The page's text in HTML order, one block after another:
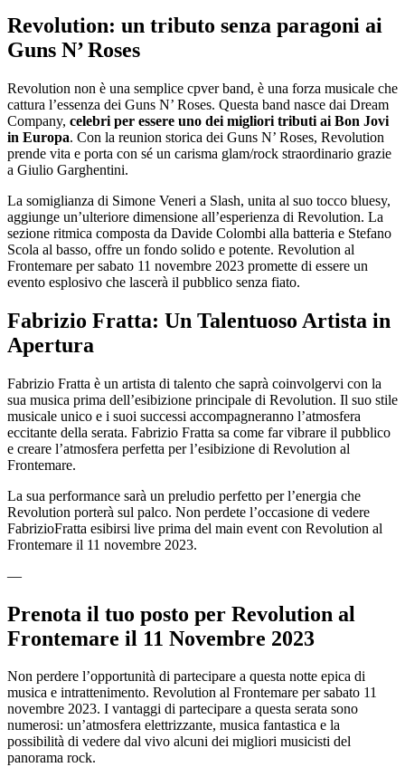
Revolution: un tributo senza paragoni ai
Guns N’ Roses
Revolution non è una semplice cpver band, è una forza musicale che
cattura l’essenza dei Guns N’ Roses. Questa band nasce dai Dream
Company, celebri per essere uno dei migliori tributi ai Bon Jovi
in Europa. Con la reunion storica dei Guns N’ Roses, Revolution
prende vita e porta con sé un carisma glam/rock straordinario grazie
a Giulio Garghentini.
La somiglianza di Simone Veneri a Slash, unita al suo tocco bluesy,
aggiunge un’ulteriore dimensione all’esperienza di Revolution. La
sezione ritmica composta da Davide Colombi alla batteria e Stefano
Scola al basso, offre un fondo solido e potente. Revolution al
Frontemare per sabato 11 novembre 2023 promette di essere un
evento esplosivo che lascerà il pubblico senza fiato.
Fabrizio Fratta: Un Talentuoso Artista in
Apertura
Fabrizio Fratta è un artista di talento che saprà coinvolgervi con la
sua musica prima dell’esibizione principale di Revolution. Il suo stile
musicale unico e i suoi successi accompagneranno l’atmosfera
eccitante della serata. Fabrizio Fratta sa come far vibrare il pubblico
e creare l’atmosfera perfetta per l’esibizione di Revolution al
Frontemare.
La sua performance sarà un preludio perfetto per l’energia che
Revolution porterà sul palco. Non perdete l’occasione di vedere
FabrizioFratta esibirsi live prima del main event con Revolution al
Frontemare il 11 novembre 2023.
—
Prenota il tuo posto per Revolution al
Frontemare il 11 Novembre 2023
Non perdere l’opportunità di partecipare a questa notte epica di
musica e intrattenimento. Revolution al Frontemare per sabato 11
novembre 2023. I vantaggi di partecipare a questa serata sono
numerosi: un’atmosfera elettrizzante, musica fantastica e la
possibilità di vedere dal vivo alcuni dei migliori musicisti del
panorama rock.